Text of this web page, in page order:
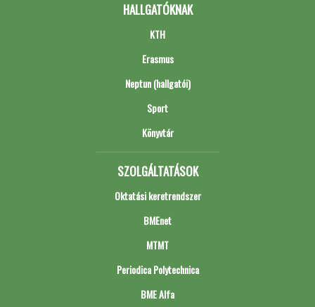
HALLGATÓKNAK
KTH
Erasmus
Neptun (hallgatói)
Sport
Könyvtár
SZOLGÁLTATÁSOK
Oktatási keretrendszer
BMEnet
MTMT
Periodica Polytechnica
BME Alfa